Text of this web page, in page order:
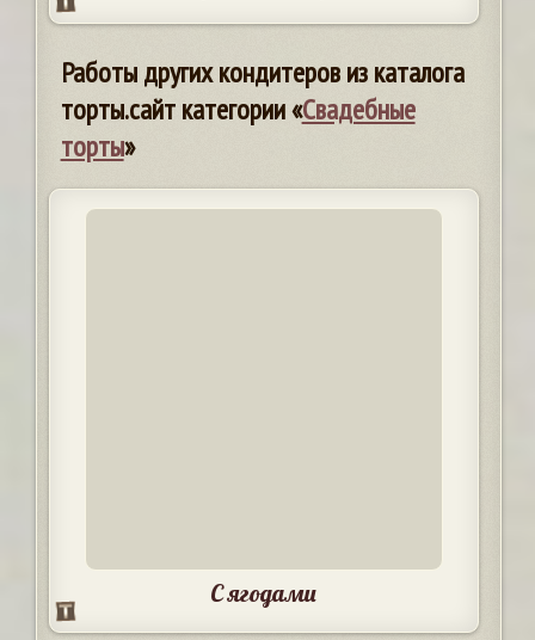
Работы других кондитеров из каталога
торты.сайт категории «Свадебные
торты»
С ягодами